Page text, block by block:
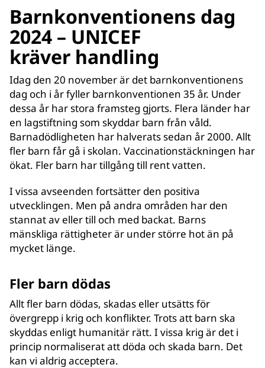
Barnkonventionens dag
2024 – UNICEF
kräver handling
Idag den 20 november är det barnkonventionens
dag och i år fyller barnkonventionen 35 år. Under
dessa år har stora framsteg gjorts. Flera länder har
en lagstiftning som skyddar barn från våld.
Barnadödligheten har halverats sedan år 2000. Allt
fler barn får gå i skolan. Vaccinationstäckningen har
ökat. Fler barn har tillgång till rent vatten.
I vissa avseenden fortsätter den positiva
utvecklingen. Men på andra områden har den
stannat av eller till och med backat. Barns
mänskliga rättigheter är under större hot än på
mycket länge.
Fler barn dödas
Allt fler barn dödas, skadas eller utsätts för
övergrepp i krig och konflikter. Trots att barn ska
skyddas enligt humanitär rätt. I vissa krig är det i
princip normaliserat att döda och skada barn. Det
kan vi aldrig acceptera.